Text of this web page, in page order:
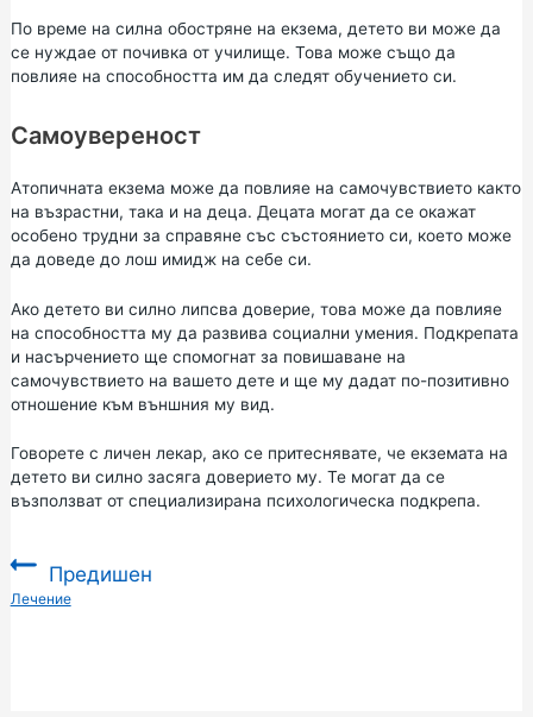
По време на силна обостряне на екзема, детето ви може да
се нуждае от почивка от училище. Това може също да
повлияе на способността им да следят обучението си.
Самоувереност
Атопичната екзема може да повлияе на самочувствието както
на възрастни, така и на деца. Децата могат да се окажат
особено трудни за справяне със състоянието си, което може
да доведе до лош имидж на себе си.
Ако детето ви силно липсва доверие, това може да повлияе
на способността му да развива социални умения. Подкрепата
и насърчението ще спомогнат за повишаване на
самочувствието на вашето дете и ще му дадат по-позитивно
отношение към външния му вид.
Говорете с личен лекар, ако се притеснявате, че екземата на
детето ви силно засяга доверието му. Те могат да се
възползват от специализирана психологическа подкрепа.
Предишен
:Лечение